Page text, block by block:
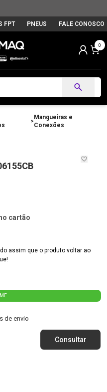
FPT PNEUS FALE CONOSCO
0
>
Mangueiras e
Conexões
cartão
assim que o produto voltar ao
de envio